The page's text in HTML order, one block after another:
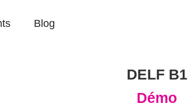
Blog
DELF B1
Démo